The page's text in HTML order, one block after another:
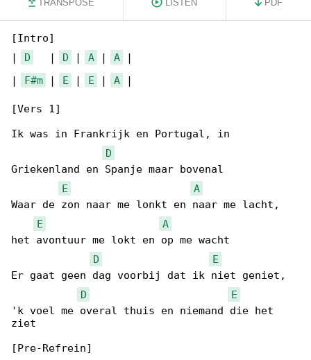
TRANSPOSE LISTEN PDF
[Intro]
|
D
   |
D | A | A |
|
F#m | E | E | A |
[Vers 1]
Ik was in Frankrijk en Portugal, in
D
Griekenland en Spanje maar bovenal
E
A
Waar de zon naar me lonkt en naar me lacht,
E
A
het avontuur me lokt en op me wacht
D
E
Er gaat geen dag voorbij dat ik niet geniet,
D
E
'k voel me overal thuis en niemand die het
ziet